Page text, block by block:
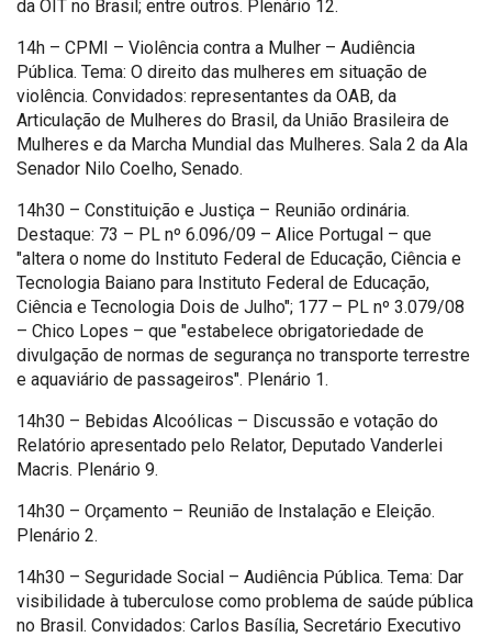
da OIT no Brasil; entre outros. Plenário 12.
14h – CPMI – Violência contra a Mulher – Audiência
Pública. Tema: O direito das mulheres em situação de
violência. Convidados: representantes da OAB, da
Articulação de Mulheres do Brasil, da União Brasileira de
Mulheres e da Marcha Mundial das Mulheres. Sala 2 da Ala
Senador Nilo Coelho, Senado.
14h30 – Constituição e Justiça – Reunião ordinária.
Destaque: 73 – PL nº 6.096/09 – Alice Portugal – que
"altera o nome do Instituto Federal de Educação, Ciência e
Tecnologia Baiano para Instituto Federal de Educação,
Ciência e Tecnologia Dois de Julho"; 177 – PL nº 3.079/08
– Chico Lopes – que "estabelece obrigatoriedade de
divulgação de normas de segurança no transporte terrestre
e aquaviário de passageiros". Plenário 1.
14h30 – Bebidas Alcoólicas – Discussão e votação do
Relatório apresentado pelo Relator, Deputado Vanderlei
Macris. Plenário 9.
14h30 – Orçamento – Reunião de Instalação e Eleição.
Plenário 2.
14h30 – Seguridade Social – Audiência Pública. Tema: Dar
visibilidade à tuberculose como problema de saúde pública
no Brasil. Convidados: Carlos Basília, Secretário Executivo